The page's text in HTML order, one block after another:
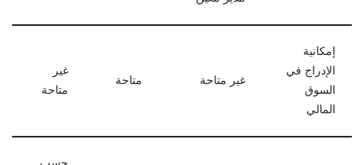
إمكانية
الإدراج في
السوق
المالي
غير متاحة متاحة
غير
متاحة